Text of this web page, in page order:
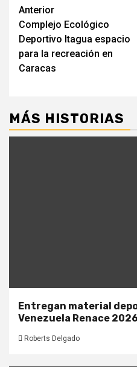
Navegación
de
entradas
Anterior
Complejo Ecológico
Deportivo Itagua espacio
para la recreación en
Caracas
MÁS HISTORIAS
Entregan material
Venezuela Renace 2026
Roberts Delgado